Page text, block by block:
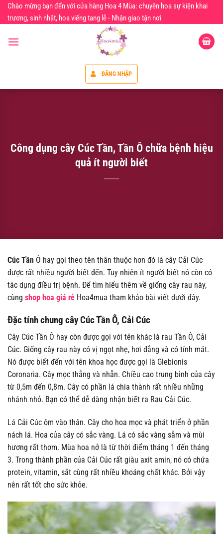
Chuyển
đến
dung
Chào mừng bạn đến với cửa hàng Hoa 4 Mùa: chuyên hoa sự kiện khai
trương, sinh nhật, hoa viếng tang lễ - Nhận giao tận nơi
ĐĂNG NHẬP
Công dụng cây Cúc Tần, Tần Ô chữa bệnh hiệu
quả ít người biết
Cúc Tần Ô hay gọi theo tên thân thuộc hơn đó là cây Cải Cúc
được rất nhiều người biết đến. Tuy nhiên ít người biết nó còn có
tác dụng điều trị bệnh. Để tìm hiểu thêm về giống cây rau này,
cùng shop hoa giá rẻ Hoa4mua tham khảo bài viết dưới đây.
Đặc tính chung cây Cúc Tần Ô, Cải Cúc
Cây Cúc Tần Ô hay còn được gọi với tên khác là rau Tần Ô, Cải
Cúc. Giống cây rau này có vị ngọt nhẹ, hơi đắng và có tính mát.
Nó được biết đến với tên khoa học được gọi là Glebionis
Coronaria. Cây mọc thẳng và nhẵn. Chiều cao trung bình của cây
từ 0,5m đến 0,8m. Cây có phần lá chia thành rất nhiều những
nhánh nhỏ. Bạn có thể dễ dàng nhận biết ra Rau Cải Cúc.
Lá Cải Cúc ôm vào thân. Cây cho hoa mọc và phát triển ở phần
nách lá. Hoa của cây có sắc vàng. Lá có sắc vàng sẫm và mùi
hương rất thơm. Mùa hoa nở là từ thời điểm tháng 1 đến tháng
3. Trong thành phần của Cải Cúc rất giàu axit amin, nó có chứa
protein, vitamin, sắt cùng rất nhiều khoáng chất khác. Bởi vậy
nên rất tốt cho sức khỏe.